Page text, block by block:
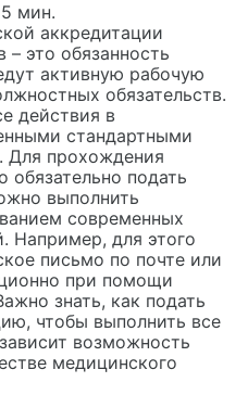
5 мин.
аккредитации
это обязанность
активную рабочую
обязательств.
действия в
стандартными
Для прохождения
обязательно подать
выполнить
современных
Например, для этого
письмо по почте или
при помощи
знать, как подать
чтобы выполнить все
возможность
медицинского